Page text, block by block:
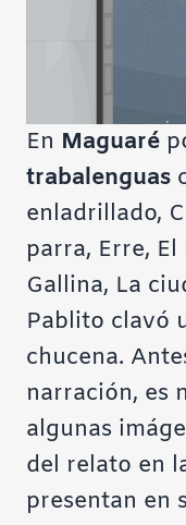
En Maguaré
trabalenguas
enladrillado,
parra, Erre,
Gallina, La
Pablito clavó
chucena.
narración, es
algunas
del relato en
presentan en